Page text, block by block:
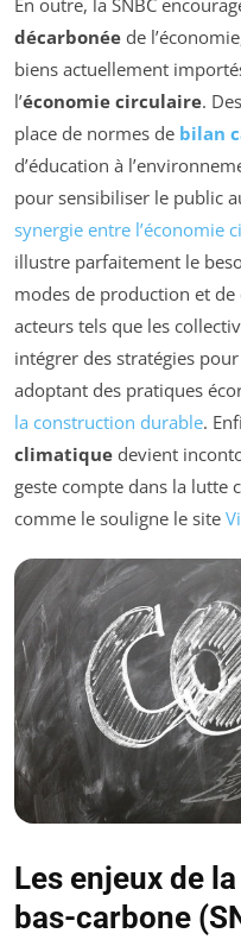
En outre, la SNBC
décarbonée de
biens actuellement
l’économie circulaire.
place de normes de bilan
d’éducation à
pour sensibiliser le public
synergie entre l’économie
illustre parfaitement le
modes de production et
acteurs tels que les
intégrer des stratégies
adoptant des pratiques
la construction durable.
climatique devient
geste compte dans la lutte
comme le souligne le site
Les enjeux de
bas-carbone